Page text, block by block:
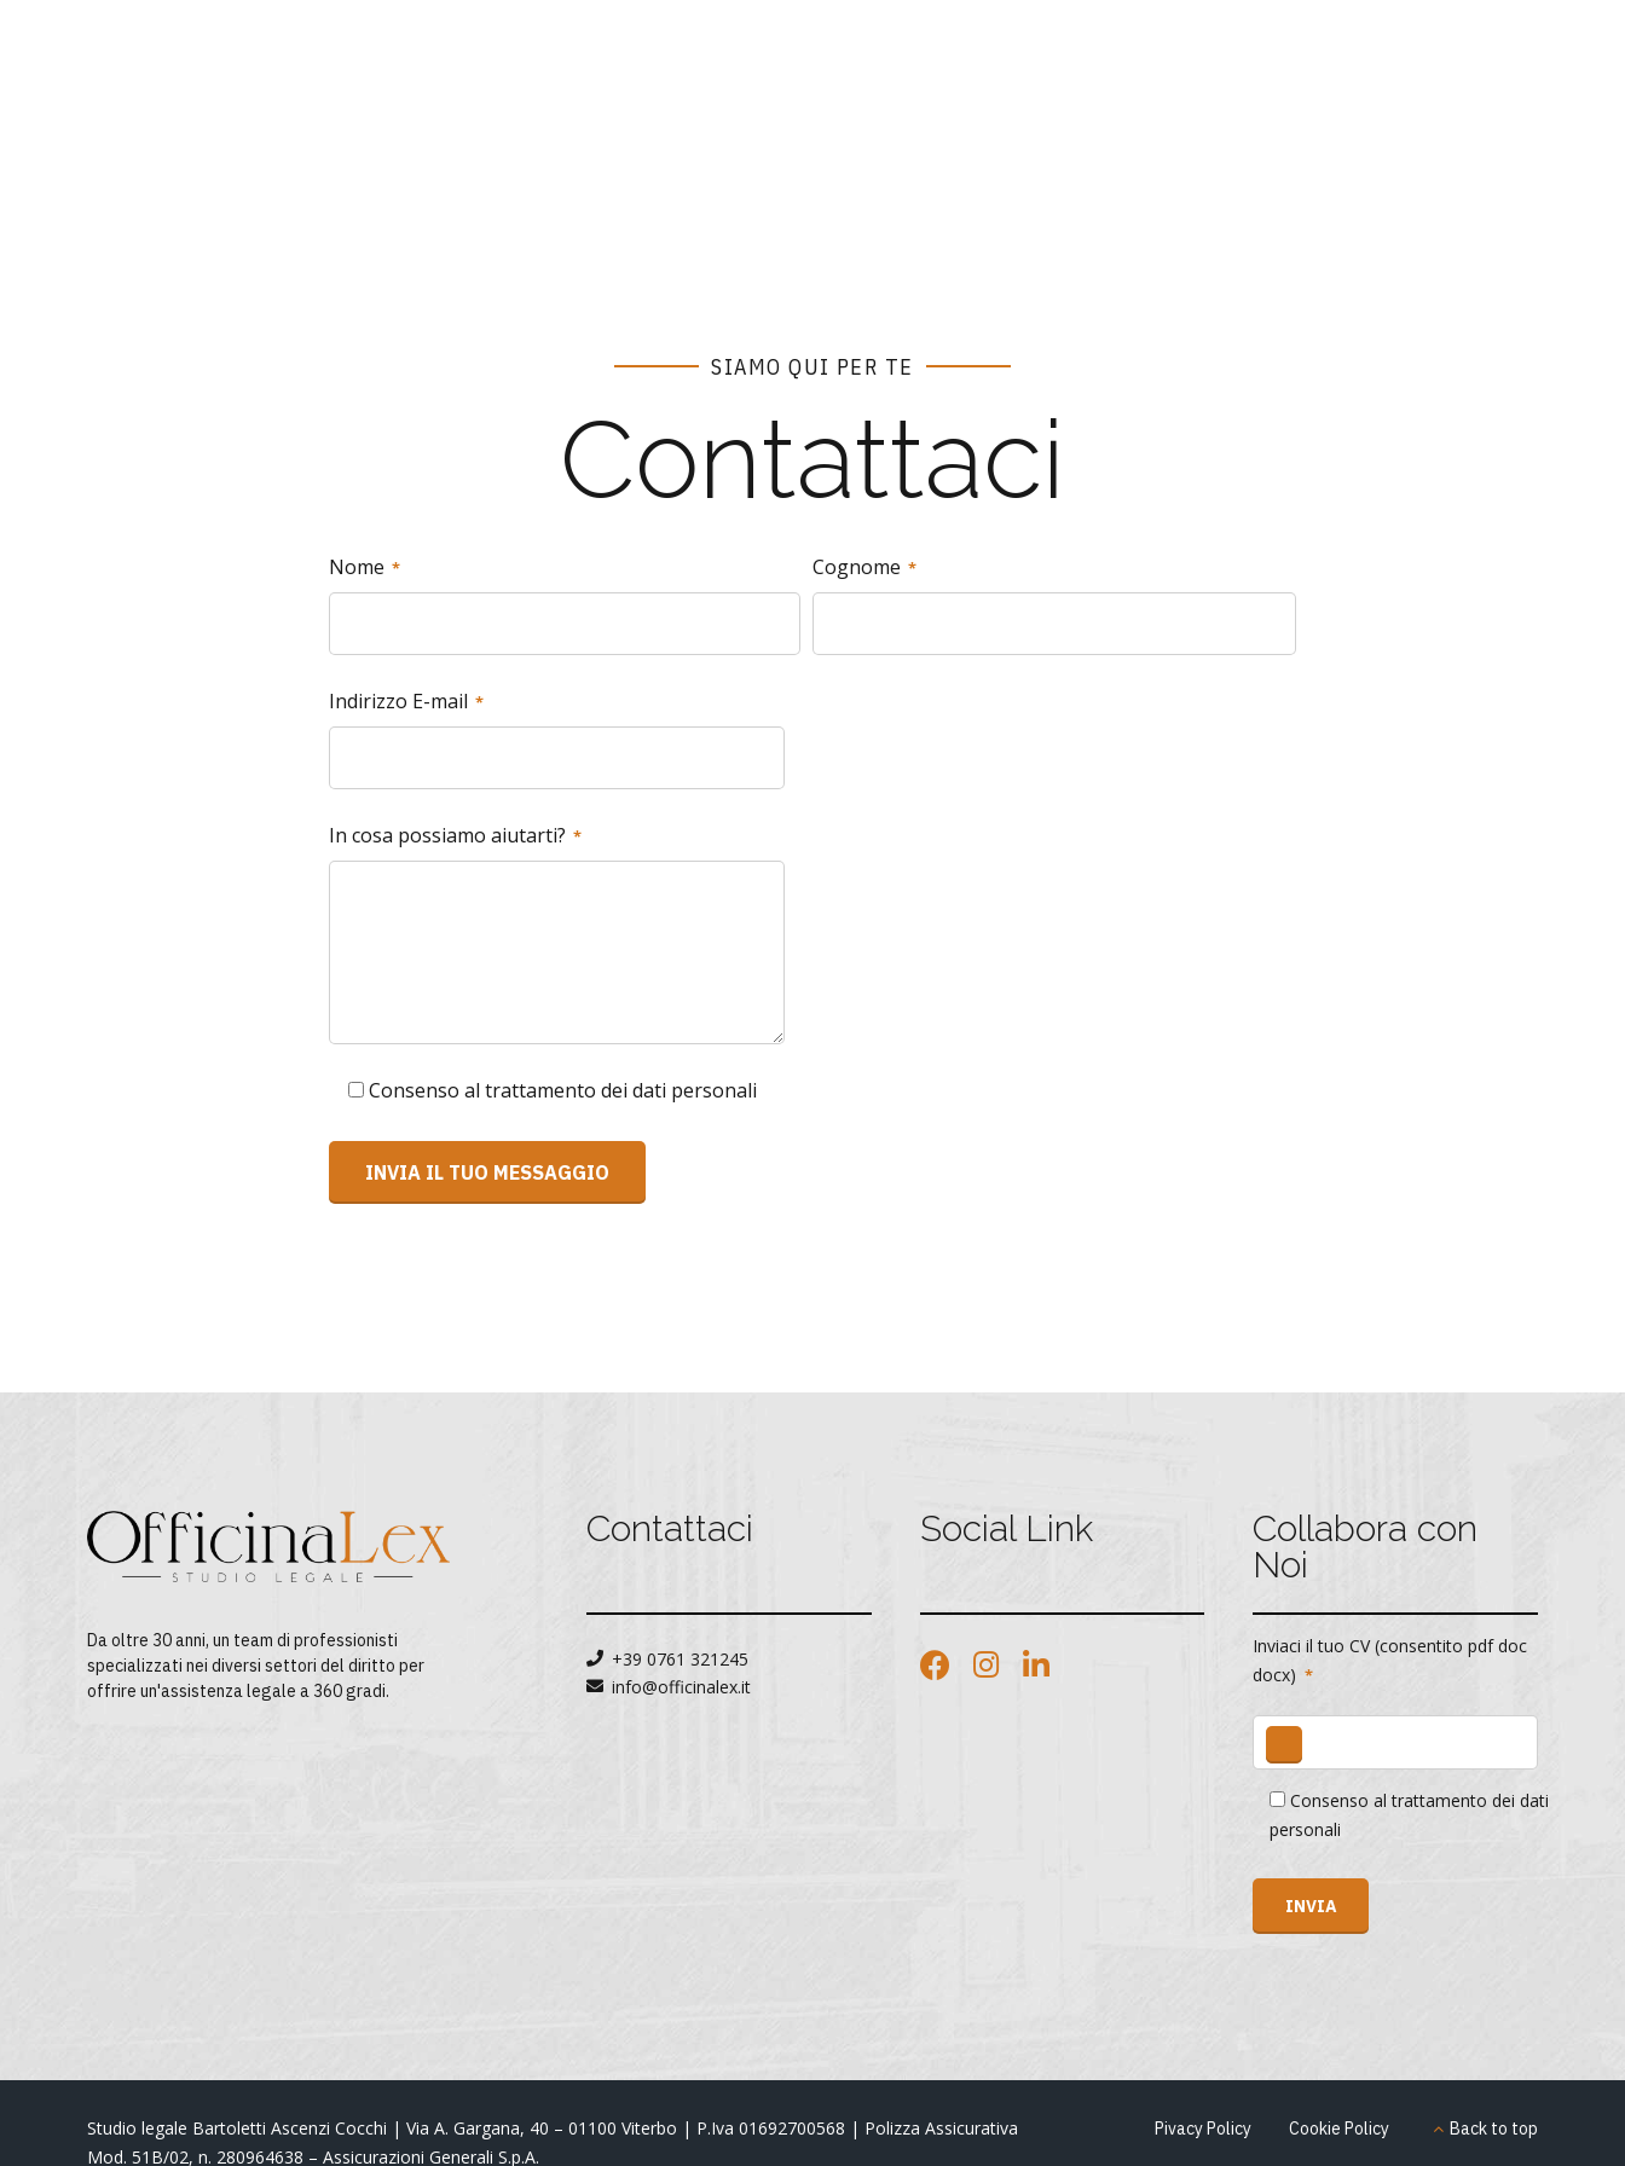
SIAMO QUI PER TE
Contattaci
Nome Cognome
Indirizzo E-mail
In cosa possiamo aiutarti?
Consenso al trattamento dei dati personali
Da oltre 30 anni, un team di professionisti
specializzati nei diversi settori del diritto per
offrire un'assistenza legale a 360 gradi.
Contattaci
+39 0761 321245
info@officinalex.it
Social Link
Collabora con
Noi
Inviaci il tuo CV (consentito pdf doc
docx)
Consenso al trattamento dei dati
personali
Studio legale Bartoletti Ascenzi Cocchi | Via A. Gargana, 40 – 01100 Viterbo | P.Iva 01692700568 | Polizza Assicurativa
Mod. 51B/02, n. 280964638 – Assicurazioni Generali S.p.A.
Pivacy Policy Cookie Policy Back to top